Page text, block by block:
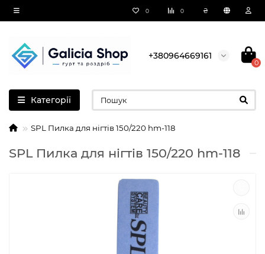
0 0 ₴
+380964669161
0
Категорії
SPL Пилка для нігтів 150/220 hm-118
SPL Пилка для нігтів 150/220 hm-118